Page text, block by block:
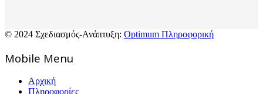
© 2024 Σχεδιασμός-Ανάπτυξη: Optimum Πληροφορική
Mοbile Menu
Αρχική
Πληροφορίες